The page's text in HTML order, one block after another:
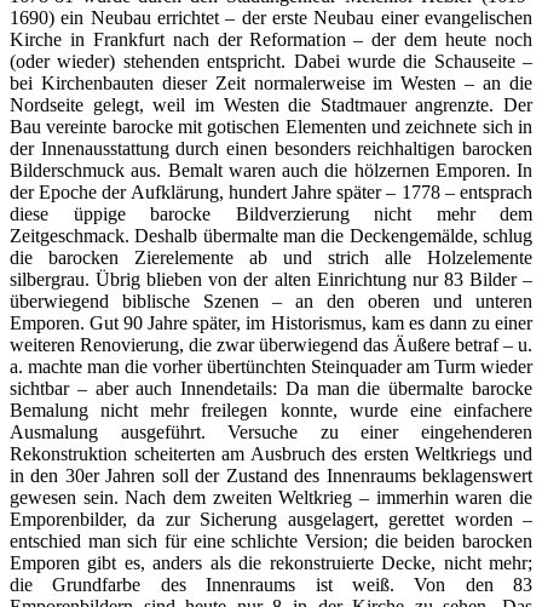
1690) ein Neubau errichtet – der erste Neubau einer evangelischen
Kirche in Frankfurt nach der Reformation – der dem heute noch
(oder wieder) stehenden entspricht. Dabei wurde die Schauseite –
bei Kirchenbauten dieser Zeit normalerweise im Westen – an die
Nordseite gelegt, weil im Westen die Stadtmauer angrenzte. Der
Bau vereinte barocke mit gotischen Elementen und zeichnete sich in
der Innenausstattung durch einen besonders reichhaltigen barocken
Bilderschmuck aus. Bemalt waren auch die hölzernen Emporen. In
der Epoche der Aufklärung, hundert Jahre später – 1778 – entsprach
diese üppige barocke Bildverzierung nicht mehr dem
Zeitgeschmack. Deshalb übermalte man die Deckengemälde, schlug
die barocken Zierelemente ab und strich alle Holzelemente
silbergrau. Übrig blieben von der alten Einrichtung nur 83 Bilder –
überwiegend biblische Szenen – an den oberen und unteren
Emporen. Gut 90 Jahre später, im Historismus, kam es dann zu einer
weiteren Renovierung, die zwar überwiegend das Äußere betraf – u.
a. machte man die vorher übertünchten Steinquader am Turm wieder
sichtbar – aber auch Innendetails: Da man die übermalte barocke
Bemalung nicht mehr freilegen konnte, wurde eine einfachere
Ausmalung ausgeführt. Versuche zu einer eingehenderen
Rekonstruktion scheiterten am Ausbruch des ersten Weltkriegs und
in den 30er Jahren soll der Zustand des Innenraums beklagenswert
gewesen sein. Nach dem zweiten Weltkrieg – immerhin waren die
Emporenbilder, da zur Sicherung ausgelagert, gerettet worden –
entschied man sich für eine schlichte Version; die beiden barocken
Emporen gibt es, anders als die rekonstruierte Decke, nicht mehr;
die Grundfarbe des Innenraums ist weiß. Von den 83